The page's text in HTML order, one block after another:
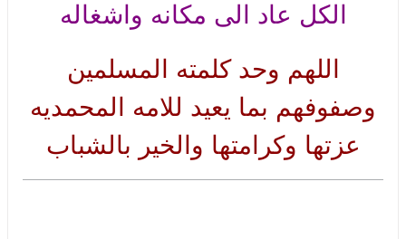
الكل عاد الى مكانه واشغاله
اللهم وحد كلمته المسلمين
وصفوفهم بما يعيد للامه المحمديه
عزتها وكرامتها والخير بالشباب